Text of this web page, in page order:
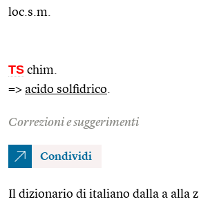
loc.s.m.
TS chim.
=> acido solfidrico
Correzioni e suggerimenti
Condividi
Il dizionario di italiano dalla a alla z